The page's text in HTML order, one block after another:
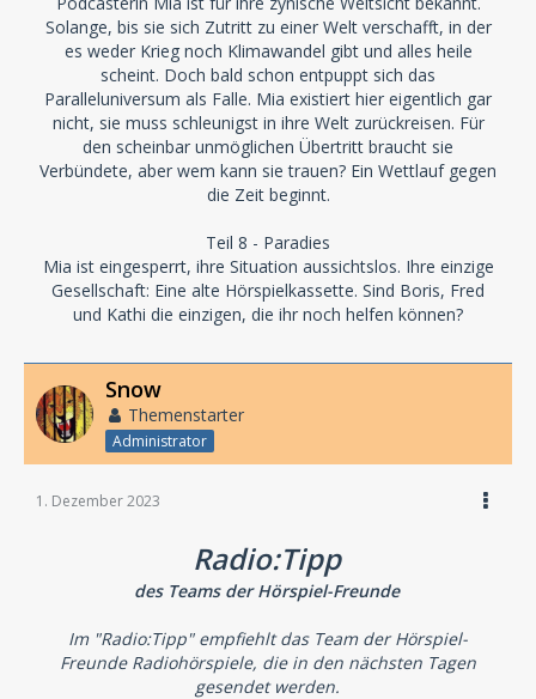
Solange, bis sie sich Zutritt zu einer Welt verschafft, in der
es weder Krieg noch Klimawandel gibt und alles heile
scheint. Doch bald schon entpuppt sich das
Paralleluniversum als Falle. Mia existiert hier eigentlich gar
nicht, sie muss schleunigst in ihre Welt zurückreisen. Für
den scheinbar unmöglichen Übertritt braucht sie
Verbündete, aber wem kann sie trauen? Ein Wettlauf gegen
die Zeit beginnt.
Teil 8 - Paradies
Mia ist eingesperrt, ihre Situation aussichtslos. Ihre einzige
Gesellschaft: Eine alte Hörspielkassette. Sind Boris, Fred
und Kathi die einzigen, die ihr noch helfen können?
Snow
Themenstarter
Administrator
1. Dezember 2023
Radio:Tipp
des Teams der Hörspiel-Freunde
Im "Radio:Tipp" empfiehlt das Team der Hörspiel-
Freunde Radiohörspiele, die in den nächsten Tagen
gesendet werden.